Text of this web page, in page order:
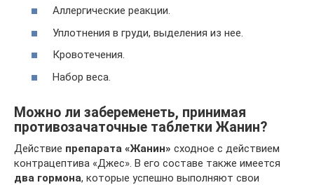
Аллергические реакции.
Уплотнения в груди, выделения из нее.
Кровотечения.
Набор веса.
Можно ли забеременеть, принимая
противозачаточные таблетки Жанин?
Действие препарата «Жанин» сходное с действием
контрацептива «Джес». В его составе также имеется
два гормона, которые успешно выполняют свои